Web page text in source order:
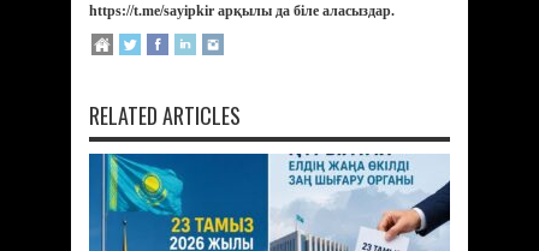
https://t.me/sayipkir арқылы да біле аласыздар.
RELATED ARTICLES